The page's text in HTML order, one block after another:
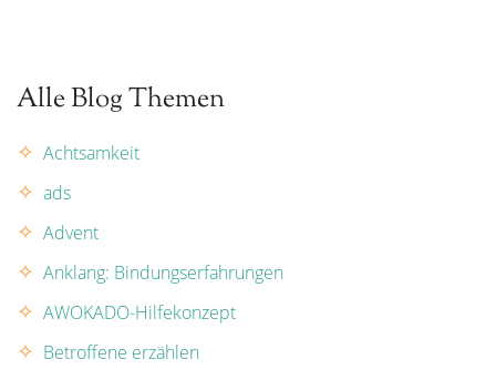
Alle Blog Themen
Achtsamkeit
ads
Advent
Anklang: Bindungserfahrungen
AWOKADO-Hilfekonzept
Betroffene erzählen